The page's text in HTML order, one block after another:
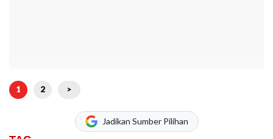
1 2 >
Jadikan Sumber Pilihan